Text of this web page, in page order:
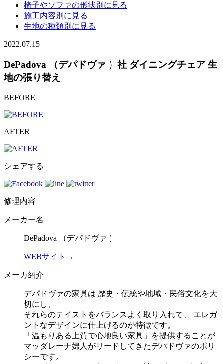
椅子やソファの形状別に見る
施工内容別に見る
生地の種類別に見る
2022.07.15
DePadova （デパドヴァ ）社 ダイニングチェア 生
地の張り替え
BEFORE
AFTER
シェアする
修理内容
メーカー名
DePadova （デパドヴァ ）
WEBサイト→
メーカ紹介
デパドヴァの家具は 歴史・伝統や地域・民俗文化を大
切にし、
それらのテイストをバランスよく取り入れて、 エレガ
ントなデザインに仕上げるのが特徴です。
「温もりある上質で心地良い家具」を提供することが
マッダレーナ婦人がリードしてきたデパドヴァのポリ
シーです。